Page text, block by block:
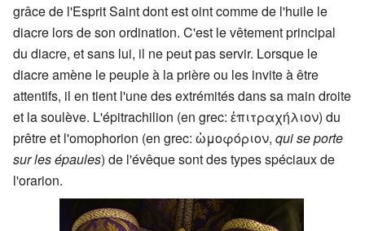
grâce de l'Esprit Saint dont est oint comme de l'huile le
diacre lors de son ordination. C'est le vêtement principal
du diacre, et sans lui, il ne peut pas servir. Lorsque le
diacre amène le peuple à la prière ou les invite à être
attentifs, il en tient l'une des extrémités dans sa main droite
et la soulève. L'épitrachilion (en grec: ἐπιτραχήλιον) du
prêtre et l'omophorion (en grec: ὠμοφόριον, qui se porte
sur les épaules) de l'évêque sont des types spéciaux de
l'orarion.